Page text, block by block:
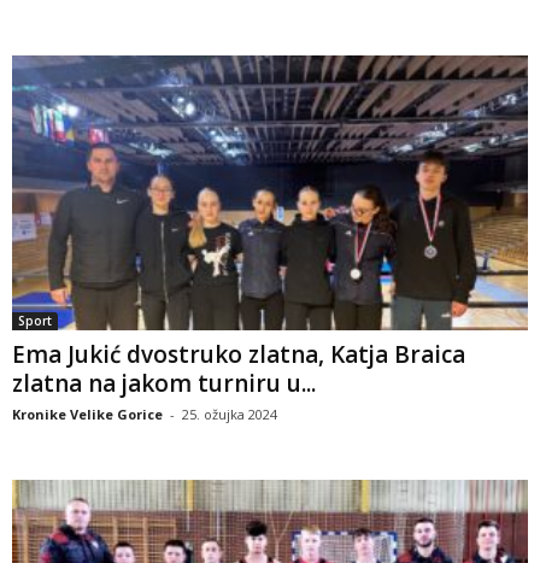
Sport
Ema Jukić dvostruko zlatna, Katja Braica
zlatna na jakom turniru u...
Kronike Velike Gorice - 25. ožujka 2024